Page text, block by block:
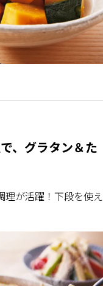
、グラタン＆た
が活躍！下段を使え